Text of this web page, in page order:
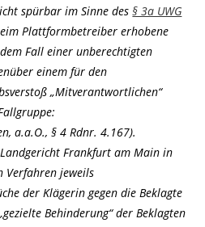
spürbar im Sinne des§ 3a UWG
Plattformbetreiber erhobene
Fall einer unberechtigten
einem für den
„Mitverantwortlichen“
a.a.O., § 4 Rdnr. 4.167).
Landgericht Frankfurt am Main in
Verfahren jeweils
der Klägerin gegen die Beklagte
Behinderung“ der Beklagten